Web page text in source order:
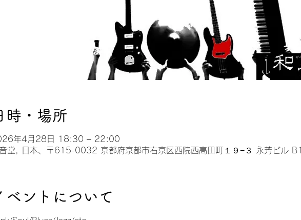
時・場所
年4月28日 18:30 – 22:00
堂, 日本、〒615-0032 京都府京都市右京区西院西高田町１９−３ 永芳ビル B1
ベントについて